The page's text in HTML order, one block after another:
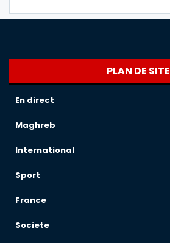
PLAN DE SITE
En direct
Maghreb
International
Sport
France
Societe